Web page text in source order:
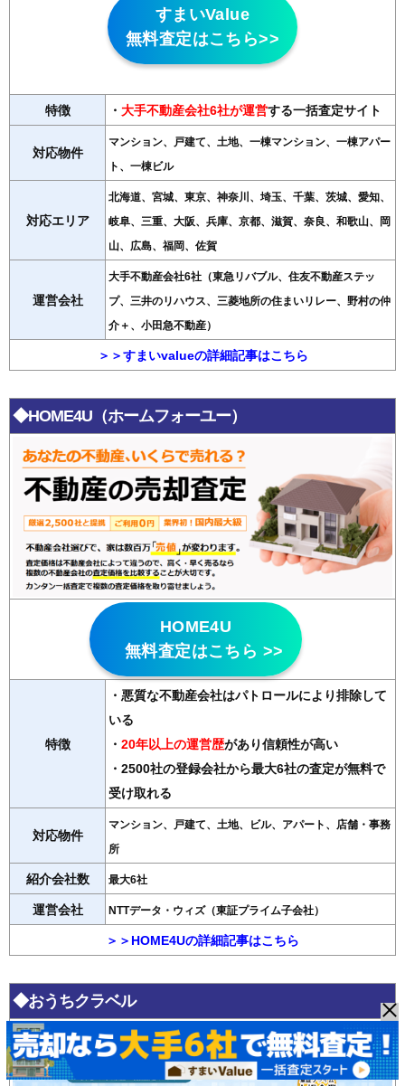
すまいValue
無料査定はこちら>>
特徴 ・ 大手不動産会社6社が運営する一括査定サイト
対応物件
マンション、戸建て、土地、一棟マンション、一棟アパー
ト、一棟ビル
対応エリア
北海道、宮城、東京、神奈川、埼玉、千葉、茨城、愛知、
岐阜、三重、大阪、兵庫、京都、滋賀、奈良、和歌山、岡
山、広島、福岡、佐賀
運営会社
大手不動産会社6社（東急リバブル、住友不動産ステッ
プ、三井のリハウス、三菱地所の住まいリレー、野村の仲
介＋、小田急不動産）
＞＞すまいvalueの詳細記事はこちら
◆HOME4U（ホームフォーユー）
HOME4U
無料査定はこちら >>
特徴
・悪質な不動産会社はパトロールにより排除して
いる
・ 20年以上の運営歴があり信頼性が高い
・2500社の登録会社から最大6社の査定が無料で
受け取れる
対応物件
マンション、戸建て、土地、ビル、アパート、店舗・事務
所
紹介会社数 最大6社
運営会社 NTTデータ・ウィズ（東証プライム子会社）
＞＞HOME4Uの詳細記事はこちら
◆おうちクラベル